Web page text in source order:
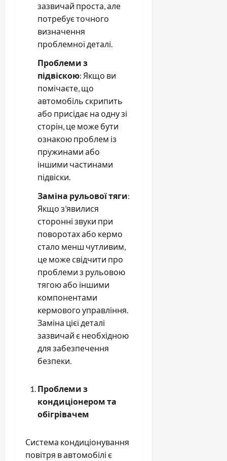
зазвичай проста, але
потребує точного
визначення
проблемної деталі.
Проблеми з
підвіскою: Якщо ви
помічаєте, що
автомобіль скрипить
або присідає на одну зі
сторін, це може бути
ознакою проблем із
пружинами або
іншими частинами
підвіски.
Заміна рульової тяги:
Якщо з’явилися
сторонні звуки при
поворотах або кермо
стало менш чутливим,
це може свідчити про
проблеми з рульовою
тягою або іншими
компонентами
кермового управління.
Заміна цієї деталі
зазвичай є необхідною
для забезпечення
безпеки.
Проблеми з
кондиціонером та
обігрівачем
Система кондиціонування
повітря в автомобілі є